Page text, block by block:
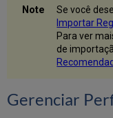
Gerais
Testar
Protocolo
Se você
Importar
Para ver
de
Gerenciar